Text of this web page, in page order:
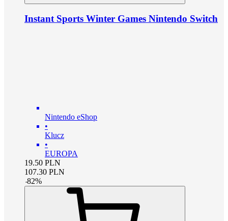
Instant Sports Winter Games Nintendo Switch
Nintendo eShop
•
Klucz
•
EUROPA
19.50 PLN
107.30 PLN
-82%